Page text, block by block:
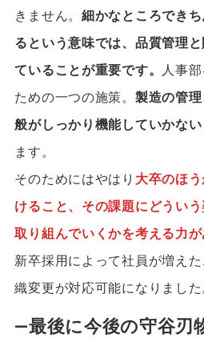
きません。 細かなところでき
るという意味では、品質管理
ていることが重要です。 人事
ための一つの施策。 製造の管
般がしっかり機能していかな
ます。
そのためにはやはり 大卒のほ
けること、その課題にどうい
取り組んでいくかを考える力が
新卒採用によって社員が増え
織変更が対応可能になりました
―最後に今後の守谷刃